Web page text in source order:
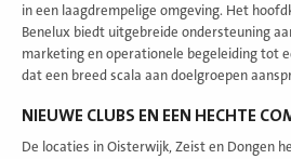
in een laagdrempelige omgeving. Het
Benelux biedt uitgebreide ondersteuning
marketing en operationele begeleiding tot
dat een breed scala aan doelgroepen
NIEUWE CLUBS EN EEN HECHTE
De locaties in Oisterwijk, Zeist en Dongen